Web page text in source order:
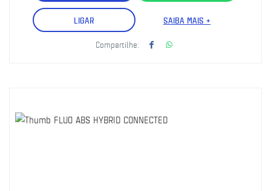
LIGAR SAIBA MAIS +
Compartilhe: